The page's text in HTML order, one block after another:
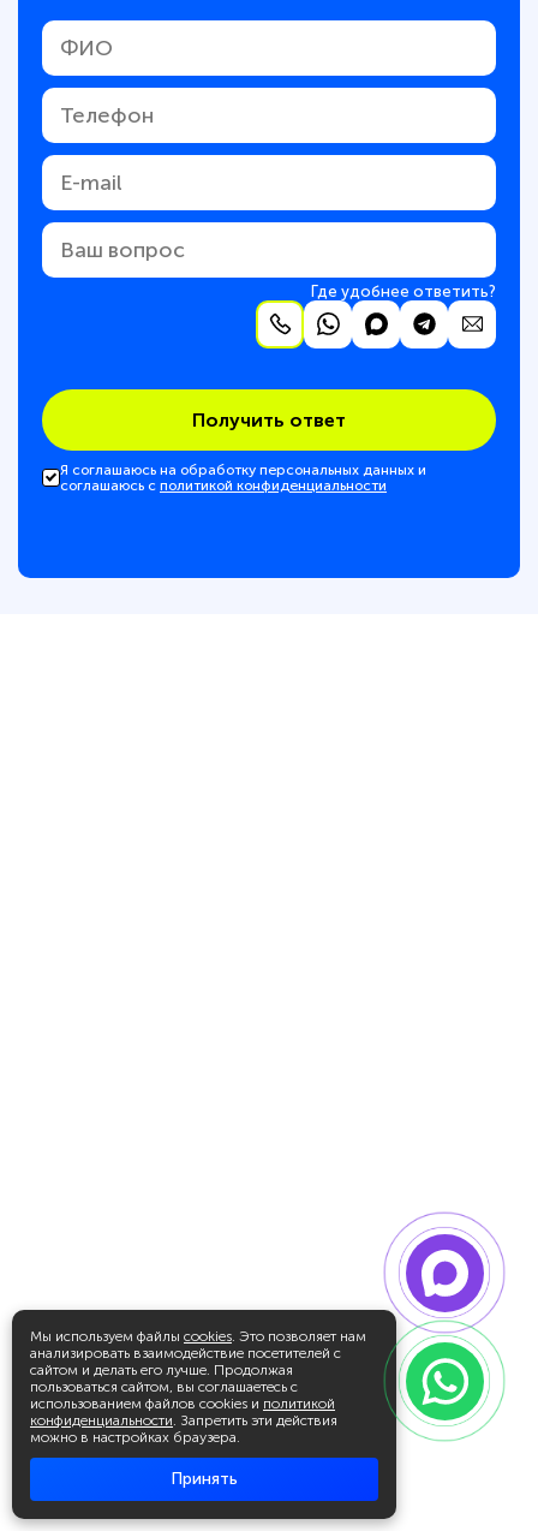
Мы используем файлы cookies. Это позволяет нам
анализировать взаимодействие посетителей с
сайтом и делать его лучше. Продолжая
пользоваться сайтом, вы соглашаетесь с
использованием файлов cookies и политикой
конфиденциальности. Запретить эти действия
можно в настройках браузера.
Принять
Где удобнее ответить?
Получить ответ
Я соглашаюсь на обработку персональных данных и
соглашаюсь с политикой конфиденциальности